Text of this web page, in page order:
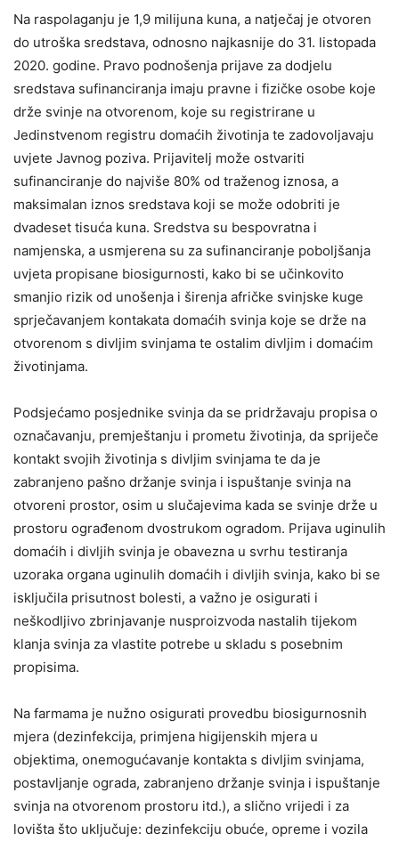
Na raspolaganju je 1,9 milijuna kuna, a natječaj je otvoren
do utroška sredstava, odnosno najkasnije do 31. listopada
2020. godine. Pravo podnošenja prijave za dodjelu
sredstava sufinanciranja imaju pravne i fizičke osobe koje
drže svinje na otvorenom, koje su registrirane u
Jedinstvenom registru domaćih životinja te zadovoljavaju
uvjete Javnog poziva. Prijavitelj može ostvariti
sufinanciranje do najviše 80% od traženog iznosa, a
maksimalan iznos sredstava koji se može odobriti je
dvadeset tisuća kuna. Sredstva su bespovratna i
namjenska, a usmjerena su za sufinanciranje poboljšanja
uvjeta propisane biosigurnosti, kako bi se učinkovito
smanjio rizik od unošenja i širenja afričke svinjske kuge
sprječavanjem kontakata domaćih svinja koje se drže na
otvorenom s divljim svinjama te ostalim divljim i domaćim
životinjama.
Podsjećamo posjednike svinja da se pridržavaju propisa o
označavanju, premještanju i prometu životinja, da spriječe
kontakt svojih životinja s divljim svinjama te da je
zabranjeno pašno držanje svinja i ispuštanje svinja na
otvoreni prostor, osim u slučajevima kada se svinje drže u
prostoru ograđenom dvostrukom ogradom. Prijava uginulih
domaćih i divljih svinja je obavezna u svrhu testiranja
uzoraka organa uginulih domaćih i divljih svinja, kako bi se
isključila prisutnost bolesti, a važno je osigurati i
neškodljivo zbrinjavanje nusproizvoda nastalih tijekom
klanja svinja za vlastite potrebe u skladu s posebnim
propisima.
Na farmama je nužno osigurati provedbu biosigurnosnih
mjera (dezinfekcija, primjena higijenskih mjera u
objektima, onemogućavanje kontakta s divljim svinjama,
postavljanje ograda, zabranjeno držanje svinja i ispuštanje
svinja na otvorenom prostoru itd.), a slično vrijedi i za
lovišta što uključuje: dezinfekciju obuće, opreme i vozila